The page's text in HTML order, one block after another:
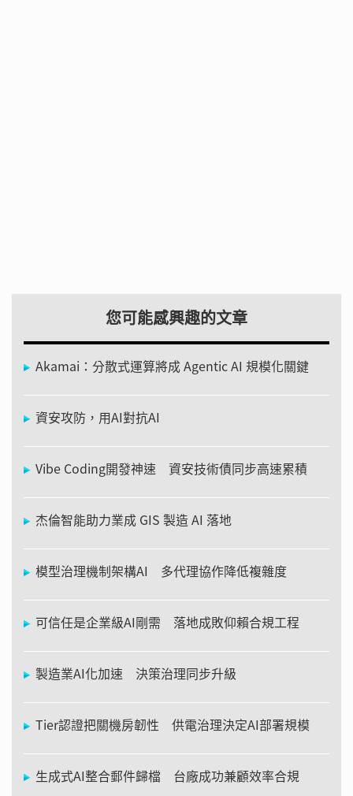
您可能感興趣的文章
Akamai：分散式運算將成 Agentic AI 規模化關鍵
資安攻防，用AI對抗AI
Vibe Coding開發神速 資安技術債同步高速累積
杰倫智能助力業成 GIS 製造 AI 落地
模型治理機制架構AI 多代理協作降低複雜度
可信任是企業級AI剛需 落地成敗仰賴合規工程
製造業AI化加速 決策治理同步升級
Tier認證把關機房韌性 供電治理決定AI部署規模
生成式AI整合郵件歸檔 台廠成功兼顧效率合規